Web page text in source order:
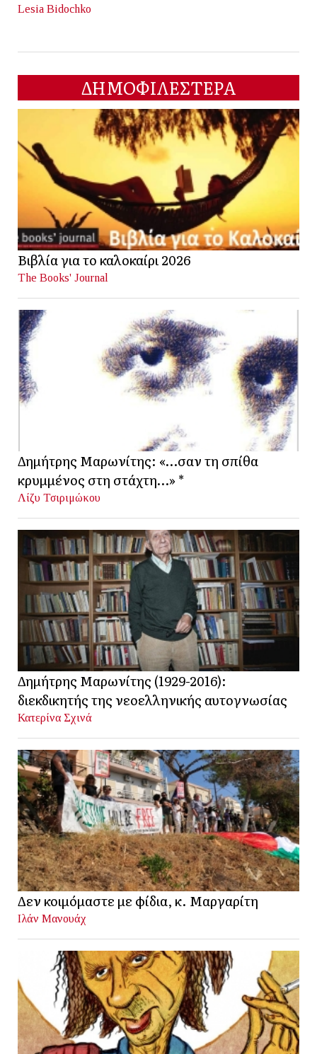
Lesia Bidochko
ΔΗΜΟΦΙΛΕΣΤΕΡΑ
Βιβλία για το καλοκαίρι 2026
The Books' Journal
Δημήτρης Μαρωνίτης: «…σαν τη σπίθα
κρυμμένος στη στάχτη…» *
Λίζυ Τσιριμώκου
Δημήτρης Μαρωνίτης (1929-2016):
διεκδικητής της νεοελληνικής αυτογνωσίας
Κατερίνα Σχινά
Δεν κοιμόμαστε με φίδια, κ. Μαργαρίτη
Ιλάν Μανουάχ